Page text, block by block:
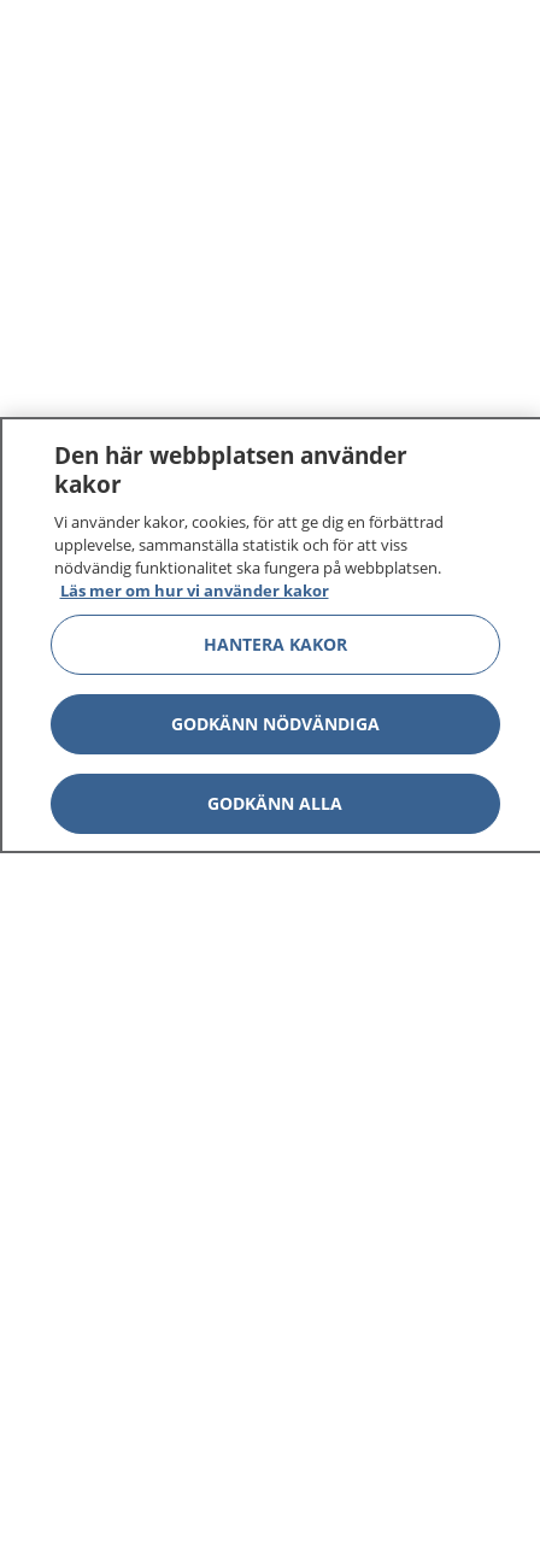
Den här webbplatsen använder
kakor
Vi använder kakor, cookies, för att ge dig en förbättrad
upplevelse, sammanställa statistik och för att viss
nödvändig funktionalitet ska fungera på webbplatsen.
Läs mer om hur vi använder kakor
HANTERA KAKOR
GODKÄNN NÖDVÄNDIGA
GODKÄNN ALLA